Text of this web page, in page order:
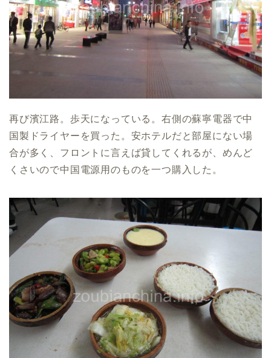
再び濱江路。歩天になっている。右側の蘇寧電器で中
国製ドライヤーを買った。安ホテルだと部屋にない場
合が多く、フロントに言えば貸してくれるが、めんど
くさいので中国電源用のものを一つ購入した。